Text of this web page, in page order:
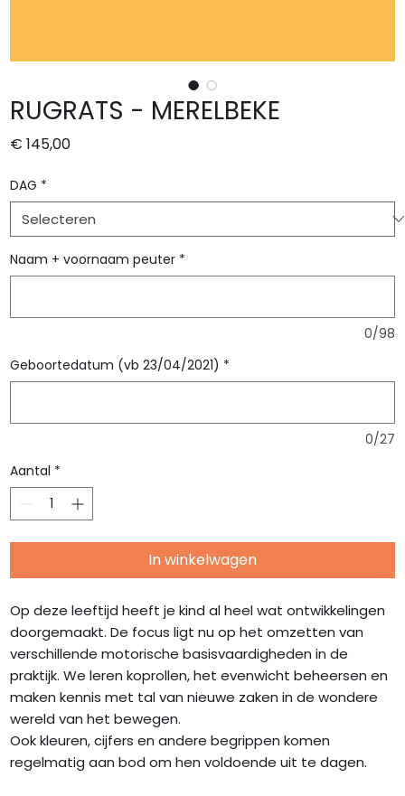
RUGRATS - MERELBEKE
€ 145,00Prijs
DAG *
Naam + voornaam peuter *
0/98
Geboortedatum (vb 23/04/2021) *
0/27
Aantal *
In winkelwagen
Op deze leeftijd heeft je kind al heel wat ontwikkelingen
doorgemaakt. De focus ligt nu op het omzetten van
verschillende motorische basisvaardigheden in de
praktijk. We leren koprollen, het evenwicht beheersen en
maken kennis met tal van nieuwe zaken in de wondere
wereld van het bewegen.
Ook kleuren, cijfers en andere begrippen komen
regelmatig aan bod om hen voldoende uit te dagen.